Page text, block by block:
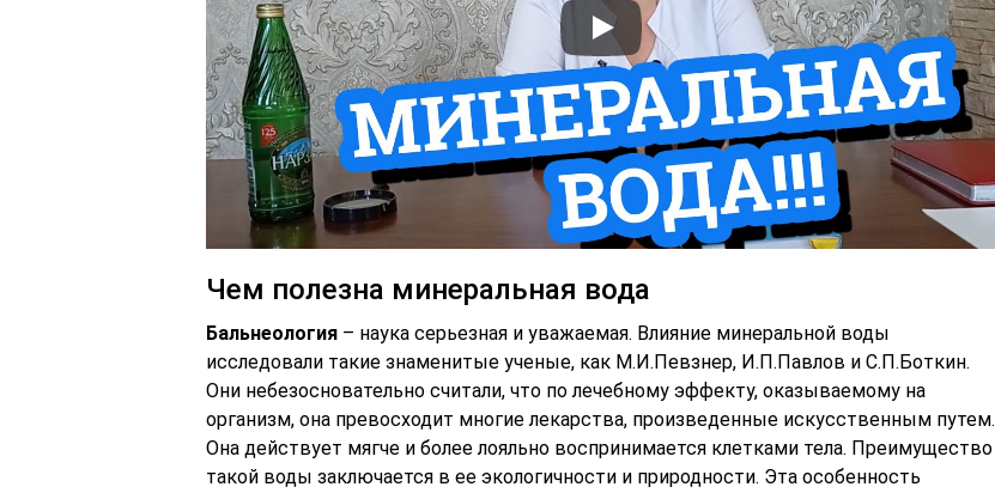
Чем полезна минеральная вода
Бальнеология – наука серьезная и уважаемая. Влияние минеральной воды
исследовали такие знаменитые ученые, как М.И.Певзнер, И.П.Павлов и С.П.Боткин.
Они небезосновательно считали, что по лечебному эффекту, оказываемому на
организм, она превосходит многие лекарства, произведенные искусственным путем.
Она действует мягче и более лояльно воспринимается клетками тела. Преимущество
такой воды заключается в ее экологичности и природности. Эта особенность